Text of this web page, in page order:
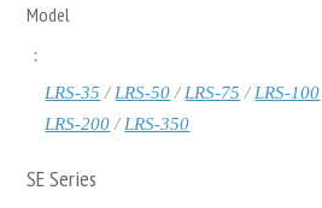
Model
：
LRS-35 /LRS-50/LRS-75 /LRS-100
LRS-200/LRS-350
SE Series